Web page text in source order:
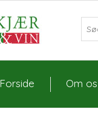
Forside Om os